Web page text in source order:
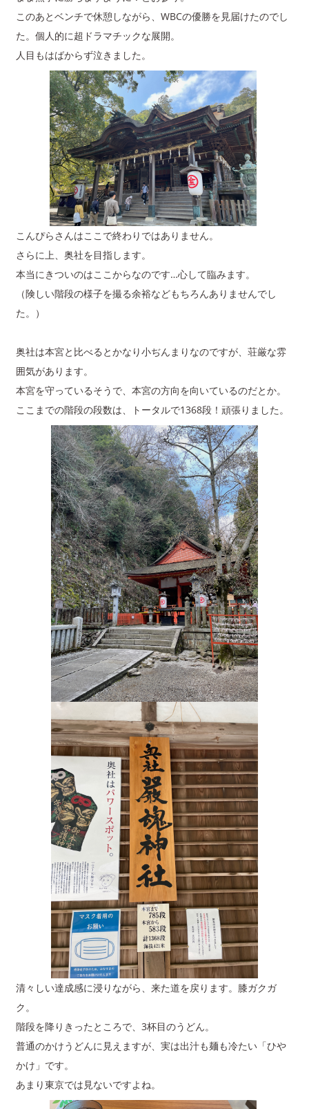
このあとベンチで休憩しながら、WBCの優勝を見届けたのでし
た。個人的に超ドラマチックな展開。
人目もはばからず泣きました。
こんぴらさんはここで終わりではありません。
さらに上、奥社を目指します。
本当にきついのはここからなのです…心して臨みます。
（険しい階段の様子を撮る余裕などもちろんありませんでし
た。）
奥社は本宮と比べるとかなり小ぢんまりなのですが、荘厳な雰
囲気があります。
本宮を守っているそうで、本宮の方向を向いているのだとか。
ここまでの階段の段数は、トータルで1368段！頑張りました。
清々しい達成感に浸りながら、来た道を戻ります。膝ガクガ
ク。
階段を降りきったところで、3杯目のうどん。
普通のかけうどんに見えますが、実は出汁も麺も冷たい「ひや
かけ」です。
あまり東京では見ないですよね。